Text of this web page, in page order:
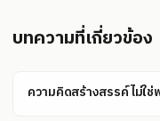
บทความที่เกี่ยวข้อง
ความคิดสร้างสรรค์ไม่ใ